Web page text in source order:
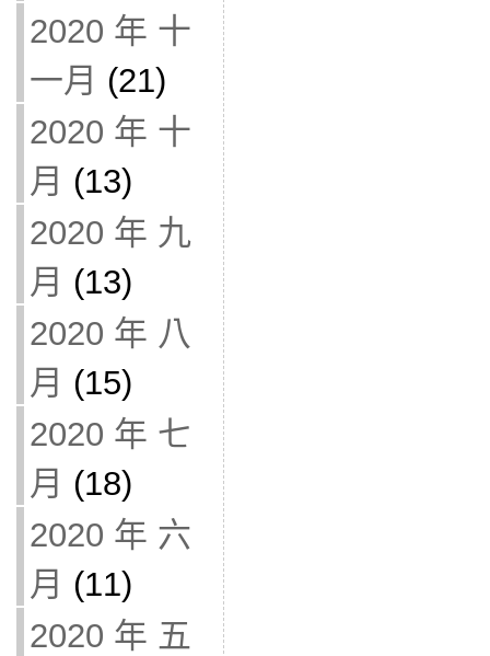
2020 年 十
一月 (21)
2020 年 十
月 (13)
2020 年 九
月 (13)
2020 年 八
月 (15)
2020 年 七
月 (18)
2020 年 六
月 (11)
2020 年 五